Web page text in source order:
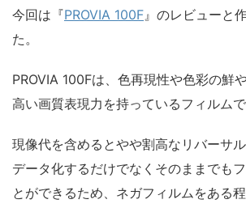
今回は『PROVIA 100F』のレビューと
た。
PROVIA 100Fは、色再現性や色彩の鮮
高い画質表現力を持っているフィルムで
現像代を含めるとやや割高なリバーサル
データ化するだけでなくそのままでも
とができるため、ネガフィルムをある